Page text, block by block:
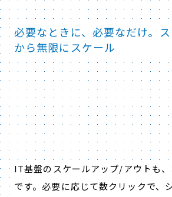
必要なときに、必要なだけ。
から無限にスケール
IT基盤のスケールアップ/アウトも
です。必要に応じて数クリックで、